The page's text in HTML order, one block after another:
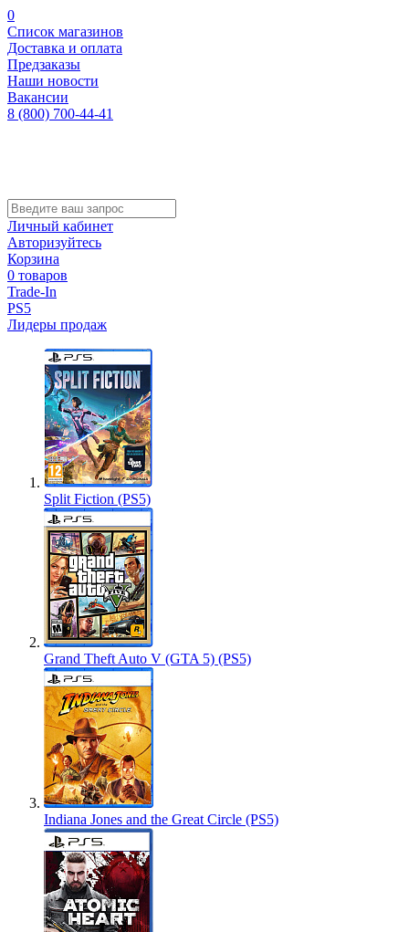
0
Список магазинов
Доставка и оплата
Предзаказы
Наши новости
Вакансии
8 (800) 700-44-41
Личный кабинет
Авторизуйтесь
Корзина
0 товаров
Trade-In
PS5
Лидеры продаж
Split Fiction (PS5)
Grand Theft Auto V (GTA 5) (PS5)
Indiana Jones and the Great Circle (PS5)